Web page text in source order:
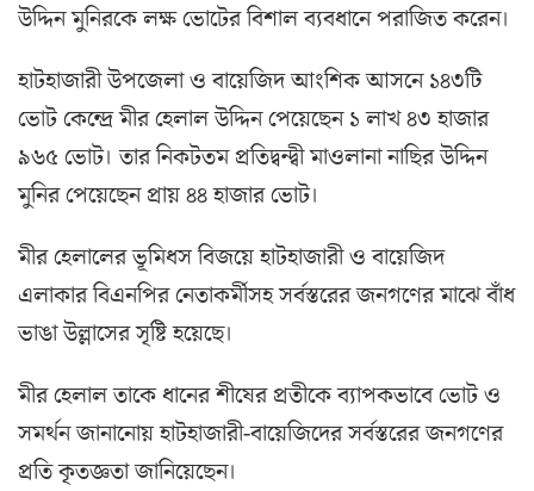
উদ্দিন মুনিরকে লক্ষ ভোটের বিশাল ব্যবধানে পরাজিত করেন।
হাটহাজারী উপজেলা ও বায়েজিদ আংশিক আসনে ১৪৩টি
ভোট কেন্দ্রে মীর হেলাল উদ্দিন পেয়েছেন ১ লাখ ৪৩ হাজার
৯৬৫ ভোট। তার নিকটতম প্রতিদ্বন্দ্বী মাওলানা নাছির উদ্দিন
মুনির পেয়েছেন প্রায় ৪৪ হাজার ভোট।
মীর হেলালের ভূমিধস বিজয়ে হাটহাজারী ও বায়েজিদ
এলাকার বিএনপির নেতাকর্মীসহ সর্বস্তরের জনগণের মাঝে বাঁধ
ভাঙা উল্লাসের সৃষ্টি হয়েছে।
মীর হেলাল তাকে ধানের শীষের প্রতীকে ব্যাপকভাবে ভোট ও
সমর্থন জানানোয় হাটহাজারী-বায়েজিদের সর্বস্তরের জনগণের
প্রতি কৃতজ্ঞতা জানিয়েছেন।